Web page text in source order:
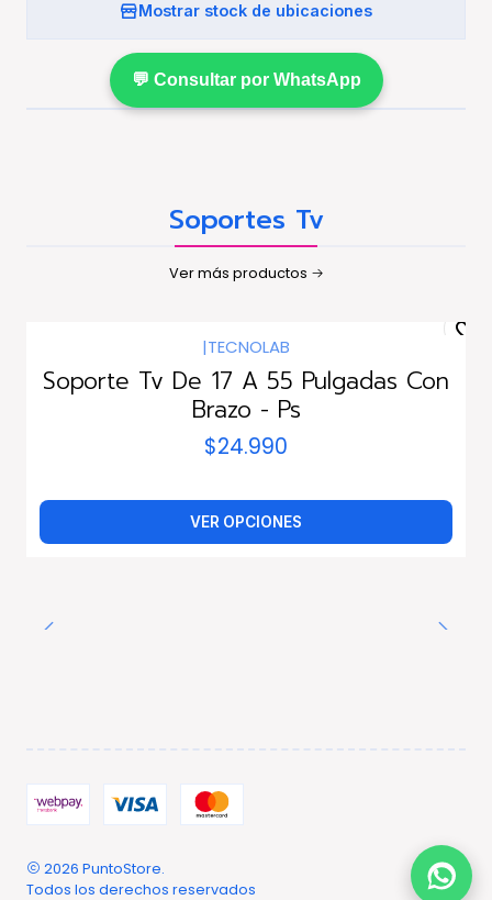
Mostrar stock de ubicaciones
💬 Consultar por WhatsApp
Soportes Tv
Ver más productos
|TECNOLAB
Soporte Tv De 17 A 55 Pulgadas Con
Brazo - Ps
$24.990
VER OPCIONES
2026 PuntoStore.
Todos los derechos reservados